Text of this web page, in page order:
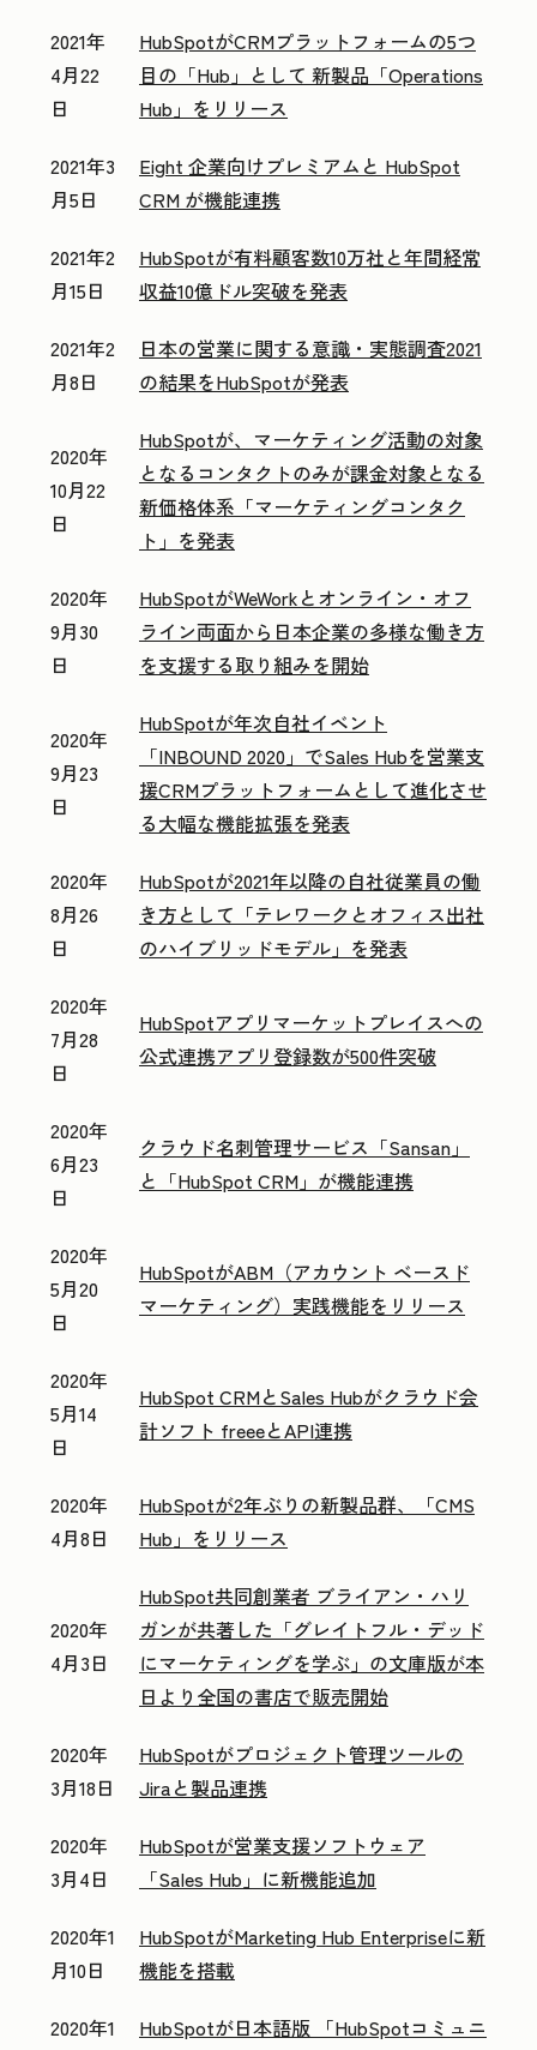
2021年
4月22
日
HubSpotがCRMプラットフォームの5つ
目の「Hub」として 新製品「Operations
Hub」をリリース
2021年3
月5日
Eight 企業向けプレミアムと HubSpot
CRM が機能連携
2021年2
月15日
HubSpotが有料顧客数10万社と年間経常
収益10億ドル突破を発表
2021年2
月8日
日本の営業に関する意識・実態調査2021
の結果をHubSpotが発表
2020年
10月22
日
HubSpotが、マーケティング活動の対象
となるコンタクトのみが課金対象となる
新価格体系「マーケティングコンタク
ト」を発表
2020年
9月30
日
HubSpotがWeWorkとオンライン・オフ
ライン両面から日本企業の多様な働き方
を支援する取り組みを開始
2020年
9月23
日
HubSpotが年次自社イベント
「INBOUND 2020」でSales Hubを営業支
援CRMプラットフォームとして進化させ
る大幅な機能拡張を発表
2020年
8月26
日
HubSpotが2021年以降の自社従業員の働
き方として「テレワークとオフィス出社
のハイブリッドモデル」を発表
2020年
7月28
日
HubSpotアプリマーケットプレイスへの
公式連携アプリ登録数が500件突破
2020年
6月23
日
クラウド名刺管理サービス「Sansan」
と「HubSpot CRM」が機能連携
2020年
5月20
日
HubSpotがABM（アカウント ベースド
マーケティング）実践機能をリリース
2020年
5月14
日
HubSpot CRMとSales Hubがクラウド会
計ソフト freeeとAPI連携
2020年
4月8日
HubSpotが2年ぶりの新製品群、「CMS
Hub」をリリース
2020年
4月3日
HubSpot共同創業者 ブライアン・ハリ
ガンが共著した「グレイトフル・デッド
にマーケティングを学ぶ」の文庫版が本
日より全国の書店で販売開始
2020年
3月18日
HubSpotがプロジェクト管理ツールの
Jiraと製品連携
2020年
3月4日
HubSpotが営業支援ソフトウェア
「Sales Hub」に新機能追加
2020年1
月10日
HubSpotがMarketing Hub Enterpriseに新
機能を搭載
2020年1
HubSpotが日本語版 「HubSpotコミュニ